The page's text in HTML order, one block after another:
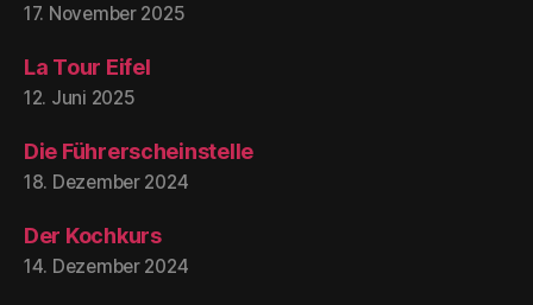
17. November 2025
La Tour Eifel
12. Juni 2025
Die Führerscheinstelle
18. Dezember 2024
Der Kochkurs
14. Dezember 2024